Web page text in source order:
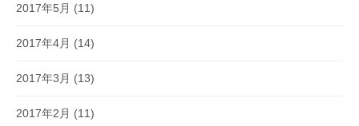
2017年5月 (11)
2017年4月 (14)
2017年3月 (13)
2017年2月 (11)